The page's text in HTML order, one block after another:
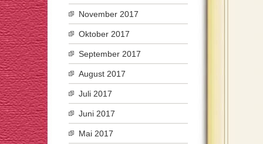
November 2017
Oktober 2017
September 2017
August 2017
Juli 2017
Juni 2017
Mai 2017